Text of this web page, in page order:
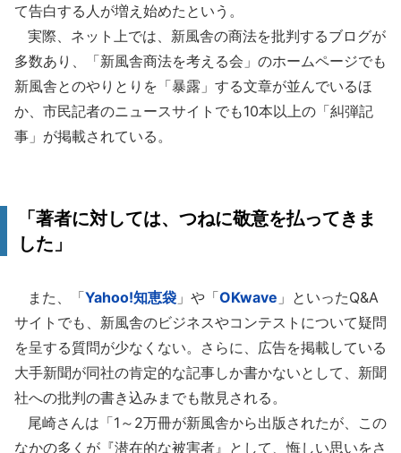
て告白する人が増え始めたという。
実際、ネット上では、新風舎の商法を批判するブログが
多数あり、「新風舎商法を考える会」のホームページでも
新風舎とのやりとりを「暴露」する文章が並んでいるほ
か、市民記者のニュースサイトでも10本以上の「糾弾記
事」が掲載されている。
「著者に対しては、つねに敬意を払ってきま
した」
また、「Yahoo!知恵袋 」や「OKwave 」といったQ&A
サイトでも、新風舎のビジネスやコンテストについて疑問
を呈する質問が少なくない。さらに、広告を掲載している
大手新聞が同社の肯定的な記事しか書かないとして、新聞
社への批判の書き込みまでも散見される。
尾崎さんは「1～2万冊が新風舎から出版されたが、この
なかの多くが『潜在的な被害者』として、悔しい思いをさ